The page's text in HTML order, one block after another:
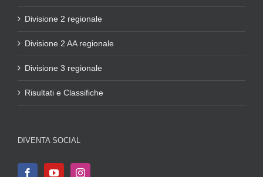
Divisione 2 regionale
Divisione 2 AA regionale
Divisione 3 regionale
Risultati e Classifiche
DIVENTA SOCIAL